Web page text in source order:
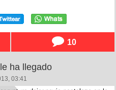
10
ha llegado
03:41